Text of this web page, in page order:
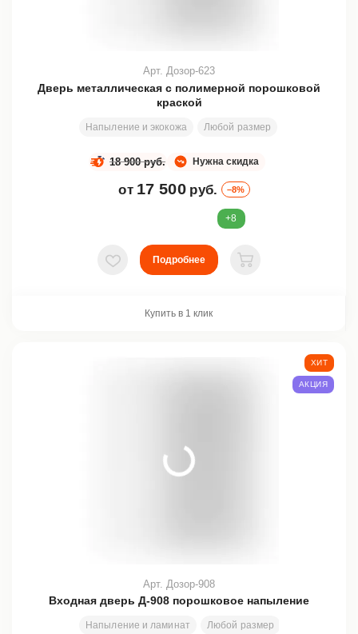
Дверь металлическая с полимерной порошковой
краской
Напыление и экокожа Любой размер
Арт. Дозор-623
Нужна скидка
18 900 руб.
от 17 500 руб. –8%
+8
В избранное
Подробнее
В корзину
Купить в 1 клик
Входная дверь Д-908 порошковое напыление
Напыление и ламинат Любой размер
Арт. Дозор-908
ХИТ
АКЦИЯ